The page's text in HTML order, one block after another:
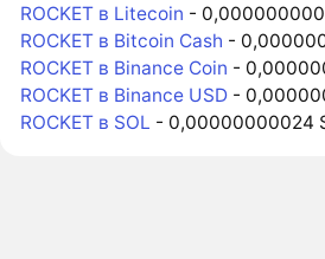
ROCKET в Litecoin -
ROCKET в Bitcoin Cash -
ROCKET в Binance Coin -
ROCKET в Binance USD -
ROCKET в SOL - 0,00000000024